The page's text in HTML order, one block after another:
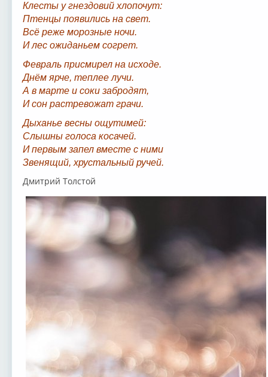
Клесты у гнездовий хлопочут:
Птенцы появились на свет.
Всё реже морозные ночи.
И лес ожиданьем согрет.
Февраль присмирел на исходе.
Днём ярче, теплее лучи.
А в марте и соки забродят,
И сон растревожат грачи.
Дыханье весны ощутимей:
Слышны голоса косачей.
И первым запел вместе с ними
Звенящий, хрустальный ручей.
Дмитрий Толстой